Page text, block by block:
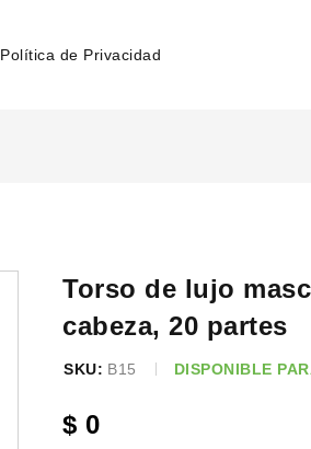
Política de Privacidad
Torso de lujo
cabeza, 20 partes
SKU: B15 DISPONIBLE
$ 0